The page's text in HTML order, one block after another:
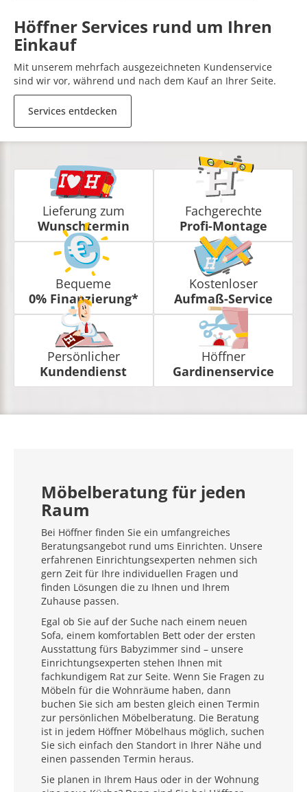
Höffner Services rund um Ihren
Einkauf
Mit unserem mehrfach ausgezeichneten Kundenservice
sind wir vor, während und nach dem Kauf an Ihrer Seite.
Services entdecken
Lieferung zum
Wunschtermin
Fachgerechte
Profi-Montage
Bequeme
0% Finanzierung*
Kostenloser
Aufmaß-Service
Persönlicher
Kundendienst
Höffner
Gardinenservice
Möbelberatung für jeden
Raum
Bei Höffner finden Sie ein umfangreiches
Beratungsangebot rund ums Einrichten. Unsere
erfahrenen Einrichtungsexperten nehmen sich
gern Zeit für Ihre individuellen Fragen und
finden Lösungen die zu Ihnen und Ihrem
Zuhause passen.
Egal ob Sie auf der Suche nach einem neuen
Sofa, einem komfortablen Bett oder der ersten
Ausstattung fürs Babyzimmer sind – unsere
Einrichtungsexperten stehen Ihnen mit
fachkundigem Rat zur Seite. Wenn Sie Fragen zu
Möbeln für die Wohnräume haben, dann
buchen Sie sich am besten gleich einen Termin
zur persönlichen Möbelberatung. Die Beratung
ist in jedem Höffner Möbelhaus möglich, suchen
Sie sich einfach den Standort in Ihrer Nähe und
einen passenden Termin heraus.
Sie planen in Ihrem Haus oder in der Wohnung